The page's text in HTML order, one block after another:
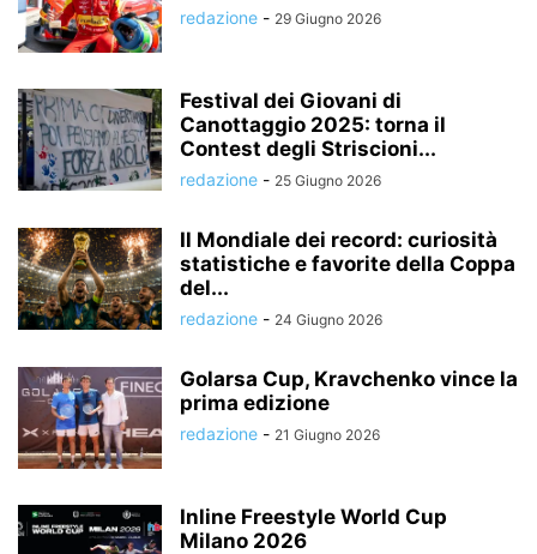
redazione - 29 Giugno 2026
Festival dei Giovani di
Canottaggio 2025: torna il
Contest degli Striscioni...
redazione - 25 Giugno 2026
Il Mondiale dei record: curiosità
statistiche e favorite della Coppa
del...
redazione - 24 Giugno 2026
Golarsa Cup, Kravchenko vince la
prima edizione
redazione - 21 Giugno 2026
Inline Freestyle World Cup
Milano 2026